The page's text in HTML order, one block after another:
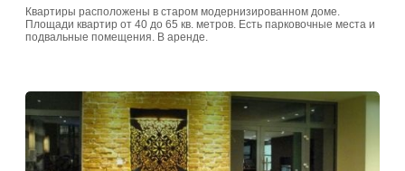
Квартиры расположены в старом модернизированном доме.
Площади квартир от 40 до 65 кв. метров. Есть парковочные места и
подвальные помещения. В аренде.